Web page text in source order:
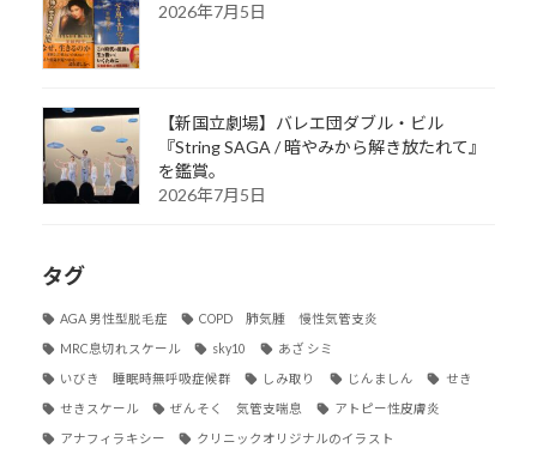
2026年7月5日
【新国立劇場】バレエ団ダブル・ビル
『String SAGA / 暗やみから解き放たれて』
を鑑賞。
2026年7月5日
タグ
AGA 男性型脱毛症 COPD 肺気腫 慢性気管支炎
MRC息切れスケール sky10 あざ シミ
いびき 睡眠時無呼吸症候群 しみ取り じんましん せき
せきスケール ぜんそく 気管支喘息 アトピー性皮膚炎
アナフィラキシー クリニックオリジナルのイラスト